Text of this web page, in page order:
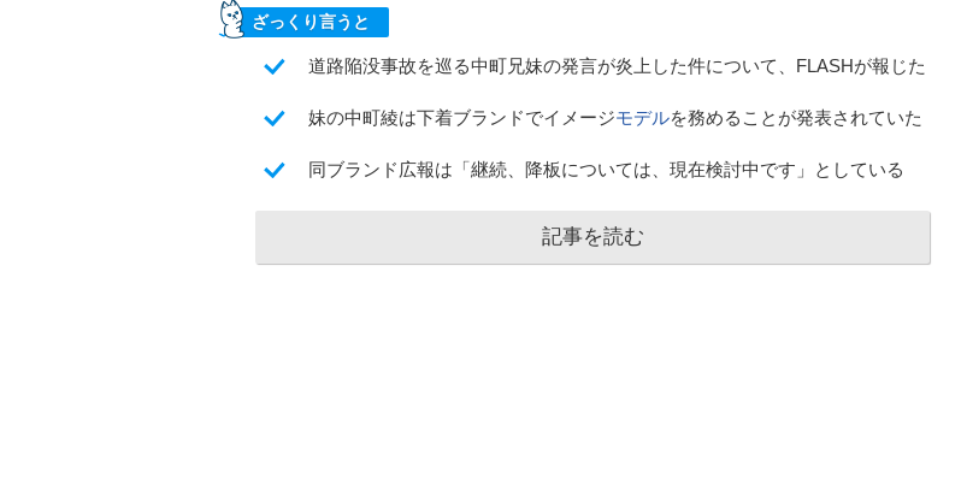
ざっくり言うと
道路陥没事故を巡る中町兄妹の発言が炎上した件について、FLASHが報じた
妹の中町綾は下着ブランドでイメージモデルを務めることが発表されていた
同ブランド広報は「継続、降板については、現在検討中です」としている
記事を読む